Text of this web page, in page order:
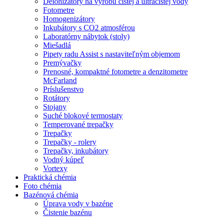
Fotometre
Homogenizátory
Inkubátory s CO2 atmosférou
Laboratórny nábytok (stoly)
Miešadlá
Pipety radu Assist s nastaviteľným objemom
Premývačky
Prenosné, kompaktné fotometre a denzitometre
McFarland
Príslušenstvo
Rotátory
Stojany
Suché blokové termostaty
Temperované trepačky
Trepačky
Trepačky - rolery
Trepačky, inkubátory
Vodný kúpeľ
Vortexy
Praktická chémia
Foto chémia
Bazénová chémia
Úprava vody v bazéne
Čistenie bazénu